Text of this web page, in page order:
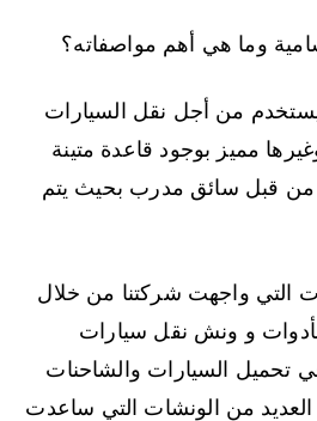
وما هي أهم مواصفاته؟
من أجل نقل السيارات
مميز بوجود قاعدة متينة
من قبل سائق مدرب بحيث يتم
التي واجهت شركتنا من خلال
و ونش نقل سيارات
تحميل السيارات والشاحنات
العديد من الونشات التي ساعدت